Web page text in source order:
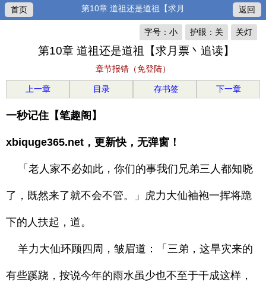
首页 第10章 道祖还是道祖【求月 返回
关灯
护眼：关
字号：小
第10章 道祖还是道祖【求月票丶追读】
章节报错（免登陆）
上一章 目录 存书签 下一章
一秒记住【笔趣阁】
xbiquge365.net，更新快，无弹窗！
「老人家不必如此，你们的事我们兄弟三人都知晓
了，既然来了就不会不管。」虎力大仙袖袍一挥将跪
下的人扶起，道。
羊力大仙环顾四周，皱眉道：「三弟，这旱灾来的
有些蹊跷，按说今年的雨水虽少也不至于干成这样，